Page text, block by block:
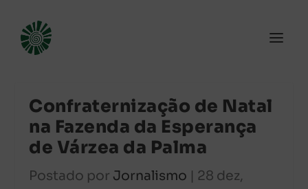
Confraternização de Natal
na Fazenda da Esperança
de Várzea da Palma
Postado por Jornalismo | 28 dez,